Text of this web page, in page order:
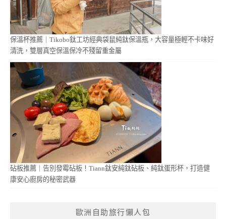
保溫杯推薦｜Tikobo鈦工坊經典袋鼠純鈦保溫瓶，大容量極輕不卡味好
清洗，雙層真空保溫保冷不殘留重金屬
砧板推薦｜告別發霉砧板！Tiann鈦安純鈦砧板、純鈦蛋形杯，打造健
康安心廚房的秘密武器
歐洲自助旅行懶人包